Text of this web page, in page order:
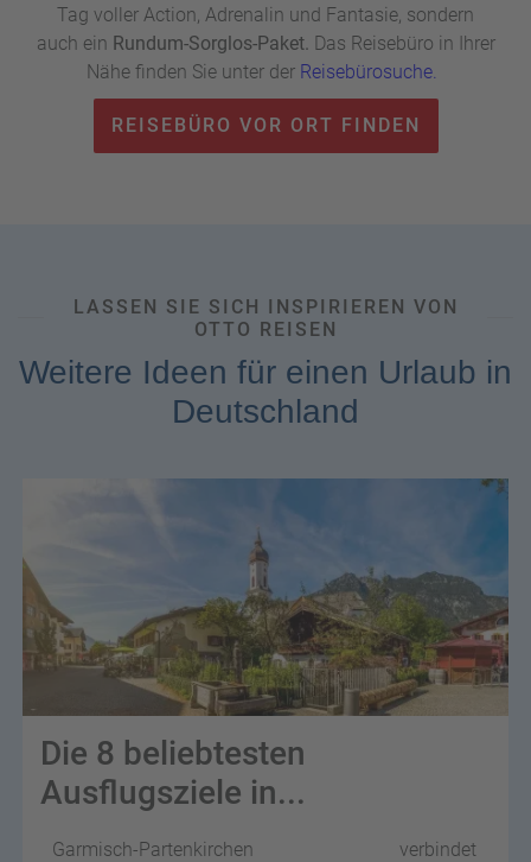
Tag voller Action, Adrenalin und Fantasie, sondern
auch ein Rundum-Sorglos-Paket. Das Reisebüro in Ihrer
Nähe finden Sie unter der Reisebürosuche.
REISEBÜRO VOR ORT FINDEN
LASSEN SIE SICH INSPIRIEREN VON
OTTO REISEN
Weitere Ideen für einen Urlaub in
Deutschland
Die 8 beliebtesten
Ausflugsziele in...
Garmisch-Partenkirchen verbindet